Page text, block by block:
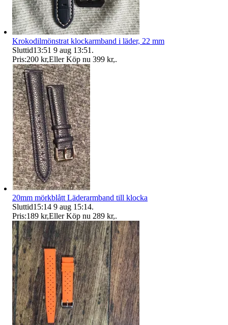
Krokodilmönstrat klockarmband i läder, 22 mm
Sluttid13:51 9 aug 13:51 .
Pris:200 kr,Eller Köp nu 399 kr,.
20mm mörkblått Läderarmband till klocka
Sluttid15:14 9 aug 15:14.
Pris:189 kr,Eller Köp nu 289 kr,.